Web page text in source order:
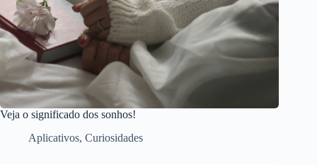
Veja o significado dos sonhos!
Aplicativos, Curiosidades